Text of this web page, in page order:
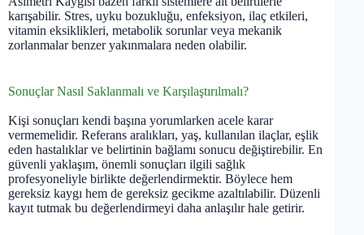
karışabilir. Stres, uyku bozukluğu, enfeksiyon, ilaç etkileri,
vitamin eksiklikleri, metabolik sorunlar veya mekanik
zorlanmalar benzer yakınmalara neden olabilir.
Sonuçlar Nasıl Saklanmalı ve Karşılaştırılmalı?
Kişi sonuçları kendi başına yorumlarken acele karar
vermemelidir. Referans aralıkları, yaş, kullanılan ilaçlar, eşlik
eden hastalıklar ve belirtinin bağlamı sonucu değiştirebilir. En
güvenli yaklaşım, önemli sonuçları ilgili sağlık
profesyoneliyle birlikte değerlendirmektir. Böylece hem
gereksiz kaygı hem de gereksiz gecikme azaltılabilir. Düzenli
kayıt tutmak bu değerlendirmeyi daha anlaşılır hale getirir.